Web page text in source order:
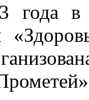
года в